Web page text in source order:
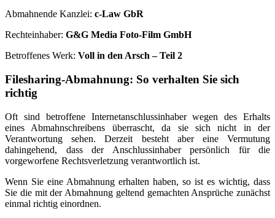
Abmahnende Kanzlei: c-Law GbR
Rechteinhaber: G&G Media Foto-Film GmbH
Betroffenes Werk: Voll in den Arsch – Teil 2
Filesharing-Abmahnung: So verhalten Sie sich
richtig
Oft sind betroffene Internetanschlussinhaber wegen des Erhalts
eines Abmahnschreibens überrascht, da sie sich nicht in der
Verantwortung sehen. Derzeit besteht aber eine Vermutung
dahingehend, dass der Anschlussinhaber persönlich für die
vorgeworfene Rechtsverletzung verantwortlich ist.
Wenn Sie eine Abmahnung erhalten haben, so ist es wichtig, dass
Sie die mit der Abmahnung geltend gemachten Ansprüche zunächst
einmal richtig einordnen.